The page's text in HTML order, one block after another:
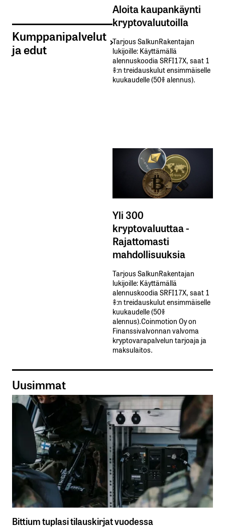
Kumppanipalvelut
ja edut
Aloita kaupankäynti
kryptovaluutoilla
Tarjous SalkunRakentajan
lukijoille: Käyttämällä​ ​
alennuskoodia​ ​SRFI17X,​ ​saat​ ​1
%:n treidauskulut​ ​ensimmäiselle​ ​
kuukaudelle​ ​(50%​ ​alennus).
Yli 300
kryptovaluuttaa -
Rajattomasti
mahdollisuuksia
Tarjous SalkunRakentajan
lukijoille: Käyttämällä​ ​
alennuskoodia​ ​SRFI17X,​ ​saat​ ​1
%:n treidauskulut​ ​ensimmäiselle​ ​
kuukaudelle​ ​(50%​ ​
alennus).Coinmotion Oy on
Finanssivalvonnan valvoma
kryptovarapalvelun tarjoaja ja
maksulaitos.
Uusimmat
Bittium tuplasi tilauskirjat vuodessa